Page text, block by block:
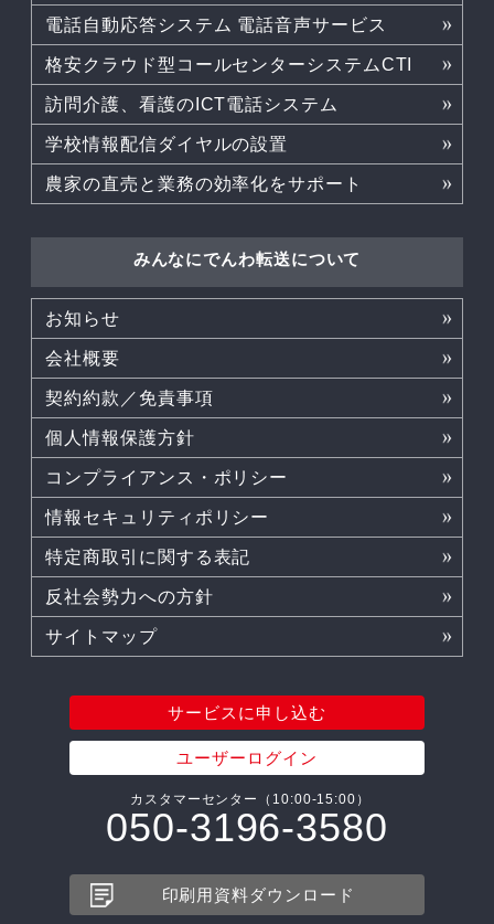
電話自動応答システム 電話音声サービス
格安クラウド型コールセンターシステムCTI
訪問介護、看護のICT電話システム
学校情報配信ダイヤルの設置
農家の直売と業務の効率化をサポート
みんなにでんわ転送について
お知らせ
会社概要
契約約款／免責事項
個人情報保護方針
コンプライアンス・ポリシー
情報セキュリティポリシー
特定商取引に関する表記
反社会勢力への方針
サイトマップ
サービスに申し込む
ユーザーログイン
カスタマーセンター（10:00-15:00）
050-3196-3580
印刷用資料ダウンロード